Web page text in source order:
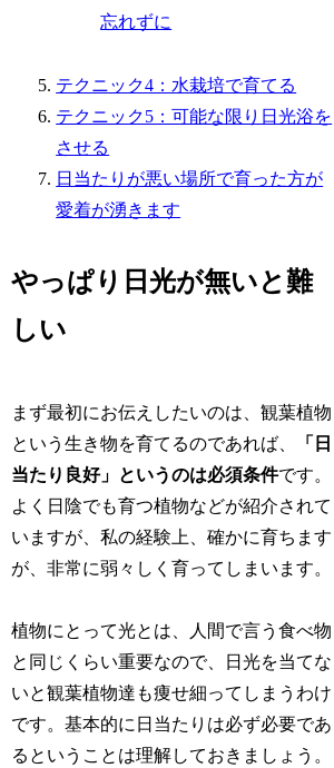
忘れずに
テクニック4：水栽培で育てる
テクニック5：可能な限り日光浴を
させる
日当たりが悪い場所で育った方が
愛着が湧きます
やっぱり日光が無いと難
しい
まず最初にお伝えしたいのは、観葉植物
という生き物を育てるのであれば、
「日
当たり良好」というのは必須条件です。
よく日陰でも育つ植物などが紹介されて
いますが、私の経験上、確かに育ちます
が、非常に弱々しく育ってしまいます。
植物にとって光とは、人間で言う食べ物
と同じくらい重要なので、日光を当てな
いと観葉植物達も痩せ細ってしまうわけ
です。基本的に日当たりは必ず必要であ
るということは理解しておきましょう。